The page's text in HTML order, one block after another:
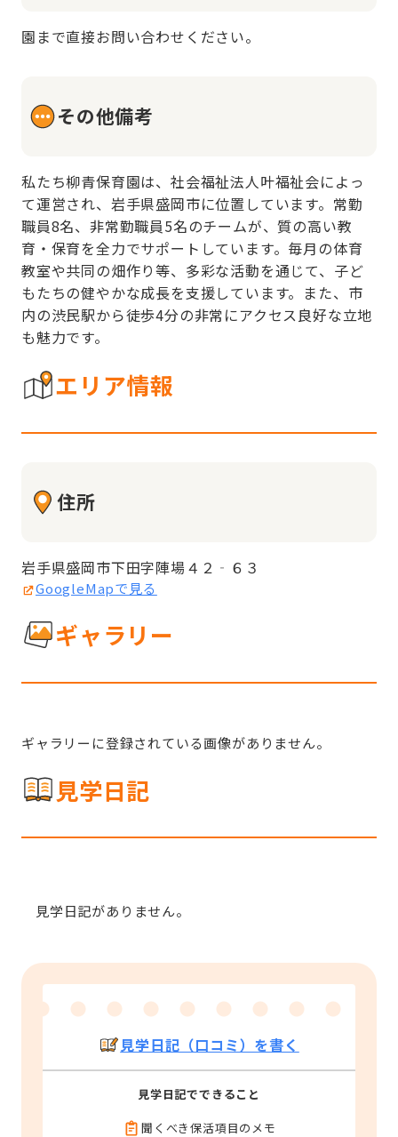
園まで直接お問い合わせください。
その他備考
私たち柳青保育園は、社会福祉法人叶福祉会によっ
て運営され、岩手県盛岡市に位置しています。常勤
職員8名、非常勤職員5名のチームが、質の高い教
育・保育を全力でサポートしています。毎月の体育
教室や共同の畑作り等、多彩な活動を通じて、子ど
もたちの健やかな成長を支援しています。また、市
内の渋民駅から徒歩4分の非常にアクセス良好な立地
も魅力です。
エリア情報
住所
岩手県盛岡市下田字陣場４２‐６３
GoogleMapで見る
ギャラリー
ギャラリーに登録されている画像がありません。
見学日記
見学日記がありません。
見学日記（口コミ）を書く
見学日記でできること
聞くべき保活項目のメモ